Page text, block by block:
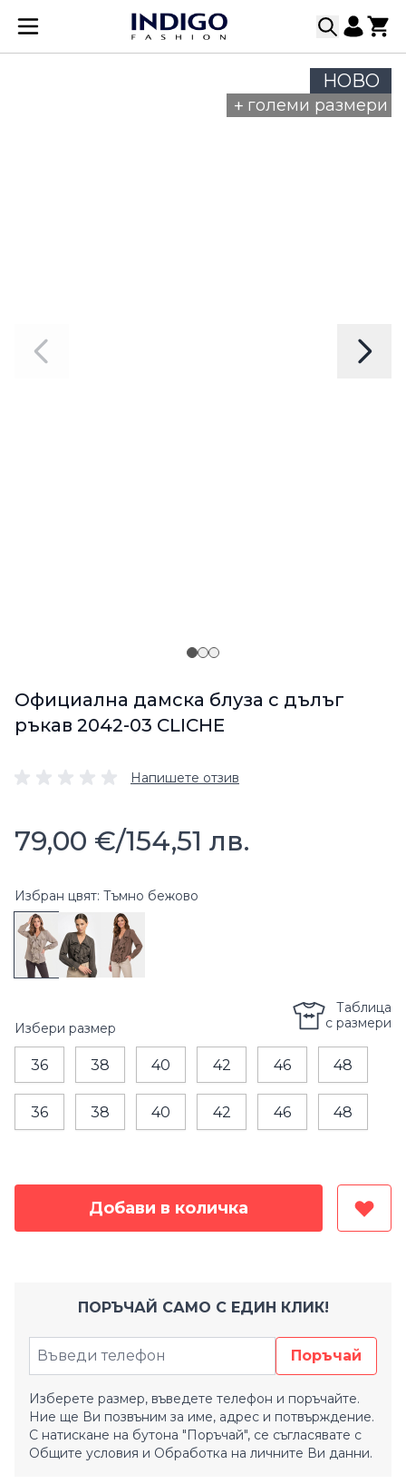
Прескачане към съдържанието
НОВО
+ големи размери
Официална дамска блуза с дълъг
ръкав 2042-03 CLICHE
Напишете отзив
79,00 €/154,51 лв.
Избран цвят: Тъмно бежово
Избери размер
36 38 40 42 46 48
36 38 40 42 46 48
Таблица
с размери
Добави в количка
ПОРЪЧАЙ САМО С ЕДИН КЛИК!
Поръчай
Изберете размер, въведете телефон и поръчайте.
Ние ще Ви позвъним за име, адрес и потвърждение.
С натискане на бутона "Поръчай", се съгласявате с
Общите условия и Обработка на личните Ви данни.